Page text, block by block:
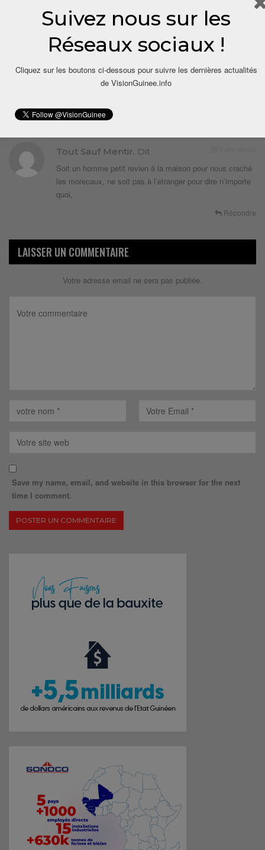
1 COMMENTAIRE
Tout Sauf Mentir. Dit
Soit un homme petit revien à la maison pour nous craché
les morecaux, ne soit pas à l’étranger pour dire n’importe
quoi,
Répondre
LAISSER UN COMMENTAIRE
Votre adresse email ne sera pas publiée.
Save my name, email, and website in this browser for the next
time I comment.
Suivez nous sur les
Réseaux sociaux !
Cliquez sur les boutons ci-dessous pour suivre les dernières actualités
de VisionGuinee.info